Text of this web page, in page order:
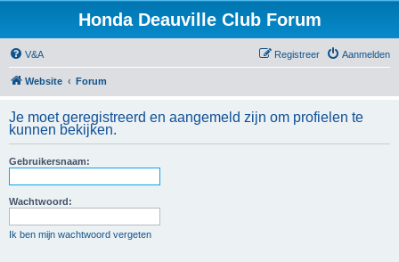
Honda Deauville Club Forum
V&A Aanmelden
Registreer
Website Forum
Je moet geregistreerd en aangemeld zijn om profielen te
kunnen bekijken.
Gebruikersnaam:
Wachtwoord:
Ik ben mijn wachtwoord vergeten